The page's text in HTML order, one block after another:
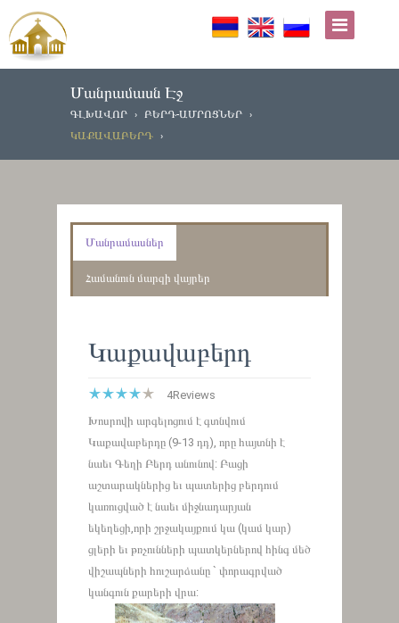
Մանրամասն Էջ
ԳԼԽԱՎՈՐ
ԲԵՐԴ-ԱՄՐՈՑՆԵՐ
ԿԱՔԱՎԱԲԵՐԴ
Մանրամասներ
Համանուն մարզի վայրեր
Կաքավաբերդ
4Reviews
Խոսրովի արգելոցում է գտնվում
Կաքավաբերդը (9-13 դդ), որը հայտնի է
նաեւ Գեղի Բերդ անունով: Բացի
աշտարակներից եւ պատերից բերդում
կառուցված է նաեւ միջնադարյան
եկեղեցի,որի շրջակայքում կա (կամ կար)
ցլերի եւ թռչունների պատկերներով հինգ մեծ
վիշապների հուշարձանը ` փորագրված
կանգուն քարերի վրա: